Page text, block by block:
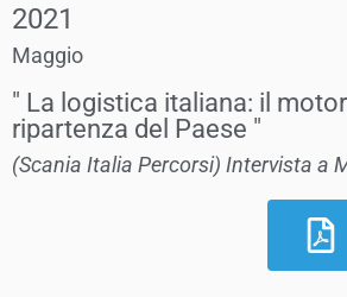
2021
Maggio
" La logistica italiana: il
ripartenza del Paese "
(Scania Italia Percorsi) Intervista a